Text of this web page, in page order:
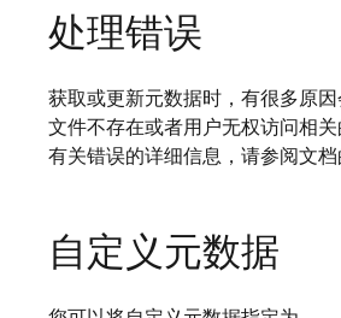
处理错误
获取或更新元数据时，有很多原
文件不存在或者用户无权访问相
有关错误的详细信息，请参阅文档
自定义元数据